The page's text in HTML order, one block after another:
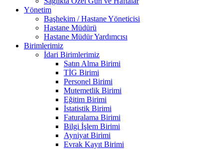
Yönetim
Başhekim / Hastane Yöneticisi
Hastane Müdürü
Hastane Müdür Yardımcısı
Birimlerimiz
İdari Birimlerimiz
Satın Alma Birimi
TİG Birimi
Personel Birimi
Mutemetlik Birimi
Eğitim Birimi
İstatistik Birimi
Faturalama Birimi
Bilgi İşlem Birimi
Ayniyat Birimi
Evrak Kayıt Birimi